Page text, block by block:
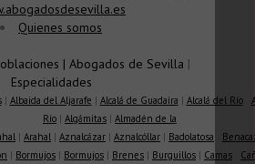
Quienes somos
| Abogados de Sevilla |
Especialidades
| Albaida del Aljarafe | Alcalá de Guadaíra | Alcalá del Río|
Río | Algámitas | Almadén de la
| Arahal | Aznalcázar | Aznalcóllar | Badolatosa
| Bormujos | Bormujos | Brenes | Burguillos | Camas